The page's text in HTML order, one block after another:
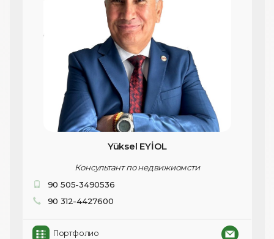
Yüksel EYİOL
Консультант по недвижиомсти
90 505-3490536
90 312-4427600
Портфолио